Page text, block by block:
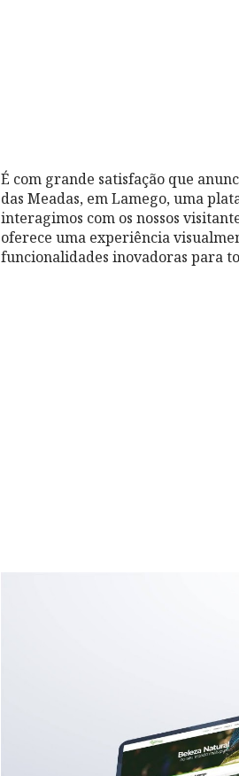
É com grande satisfação que
das Meadas, em Lamego, uma
interagimos com os nossos
oferece uma experiência
funcionalidades inovadoras para